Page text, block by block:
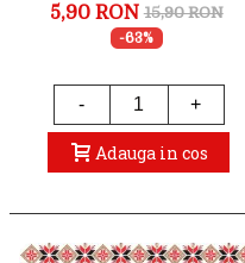
5,90 RON 15,90 RON
-63%
- +
Adauga in cos